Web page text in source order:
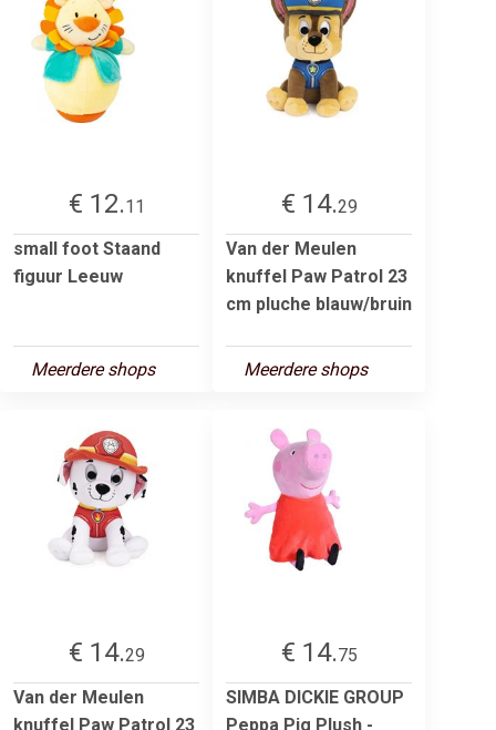
€ 12.11
small foot Staand
figuur Leeuw
Meerdere shops
€ 14.29
Van der Meulen
knuffel Paw Patrol 23
cm pluche blauw/bruin
Meerdere shops
€ 14.29
Van der Meulen
knuffel Paw Patrol 23
€ 14.75
SIMBA DICKIE GROUP
Peppa Pig Plush -